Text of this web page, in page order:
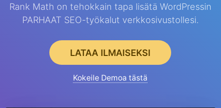
Rank Math on tehokkain tapa lisätä WordPressin
PARHAAT SEO-työkalut verkkosivustollesi.
LATAA ILMAISEKSI
Kokeile Demoa tästä